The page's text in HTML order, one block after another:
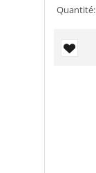
Quantité: